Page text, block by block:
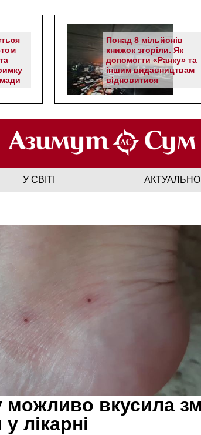
Понад 8 мільйонів
книжок згоріли. Як
допомогти «Ранку» та
іншим видавництвам
відновитися
У СВІТІ АКТУАЛЬНО
можливо вкусила
лікарні